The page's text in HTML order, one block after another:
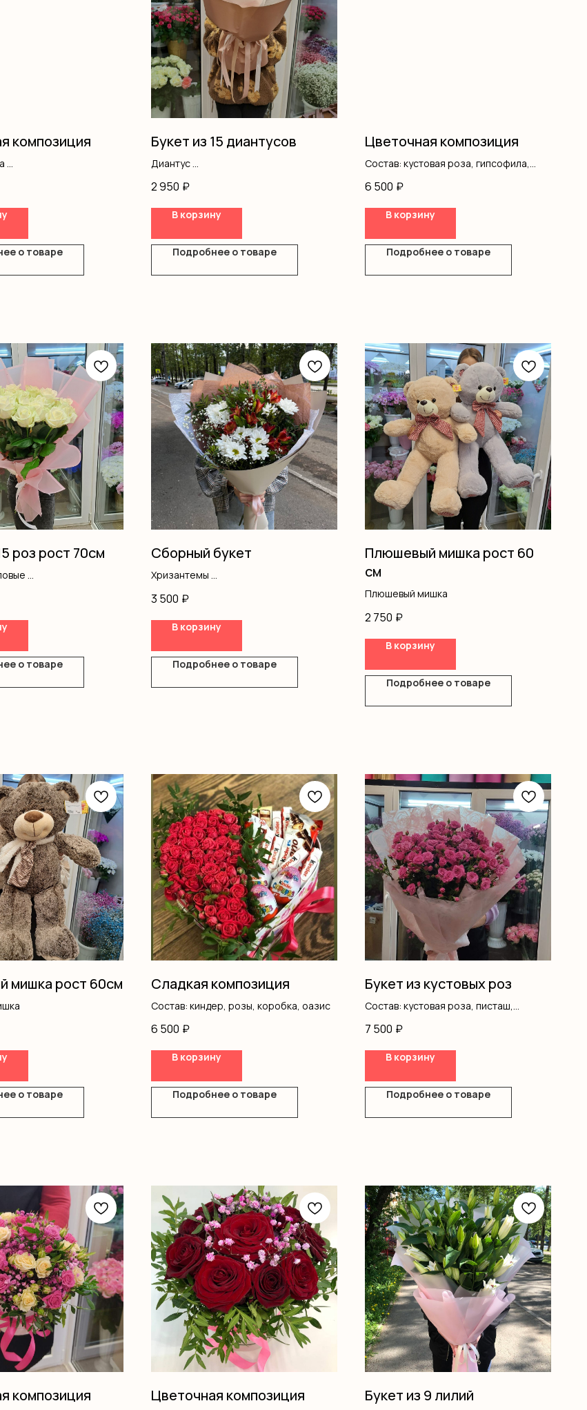
композиция
о товаре
Букет из 15 диантусов
Диантус
2 950 ₽
В корзину
Подробнее о товаре
Цветочная композиция
Состав: кустовая роза, гипсофила,
6 500 ₽
В корзину
Подробнее о товаре
роз рост 70см
о товаре
Сборный букет
Хризантемы
Гипсофила
Писташ
Оформление
3 500 ₽
В корзину
Подробнее о товаре
Плюшевый мишка рост 60
см
Плюшевый мишка
2 750 ₽
В корзину
Подробнее о товаре
мишка рост 60см
о товаре
Сладкая композиция
Состав: киндер, розы, коробка, оазис
6 500 ₽
В корзину
Подробнее о товаре
Букет из кустовых роз
Состав: кустовая роза, писташ,
7 500 ₽
В корзину
Подробнее о товаре
композиция Цветочная композиция Букет из 9 лилий